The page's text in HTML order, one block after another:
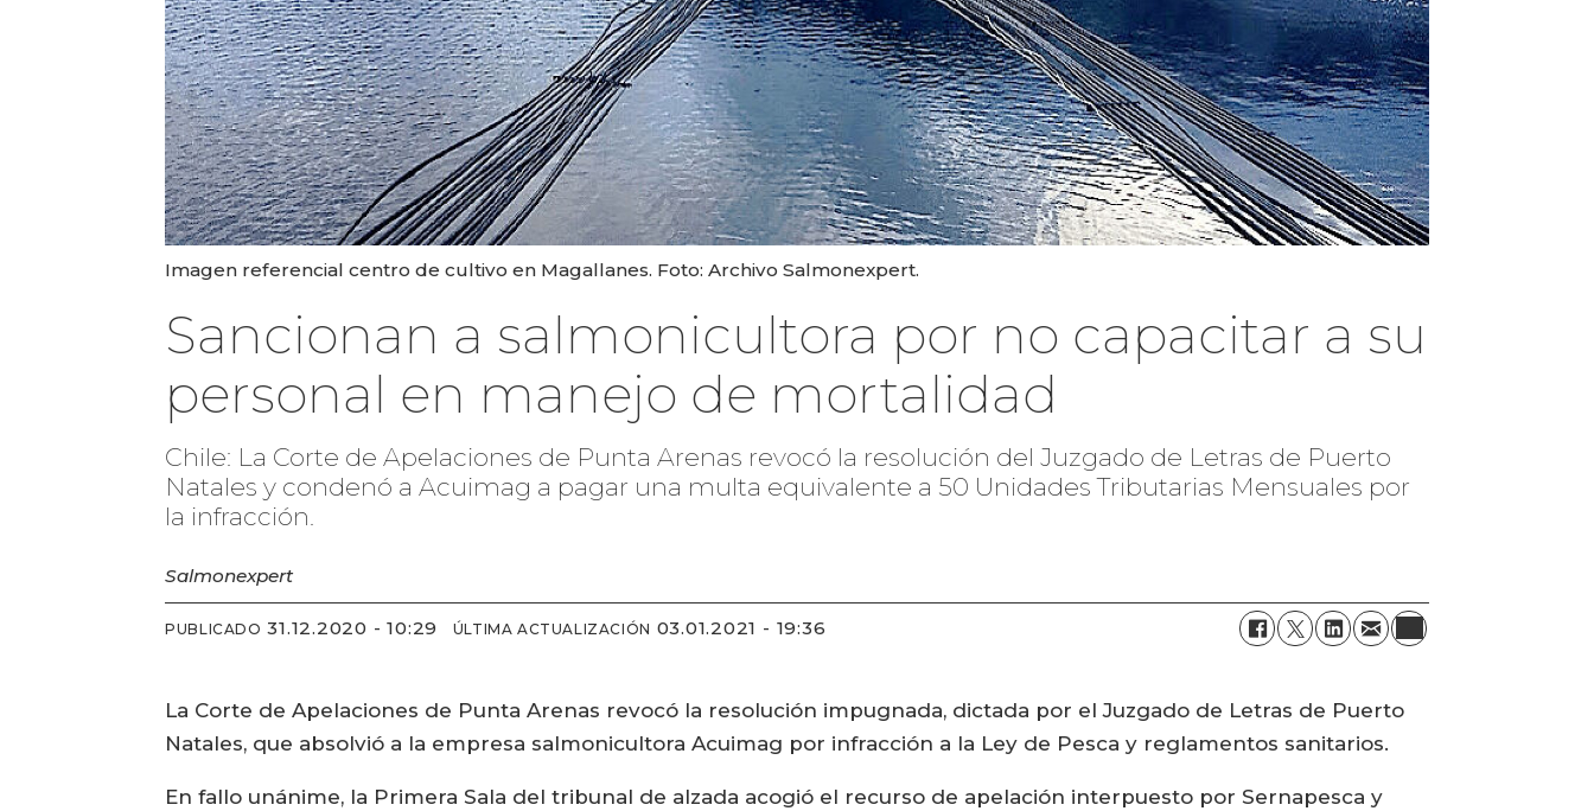
Imagen referencial centro de cultivo en Magallanes. Foto: Archivo Salmonexpert.
Sancionan a salmonicultora por no capacitar a su
personal en manejo de mortalidad
Chile: La Corte de Apelaciones de Punta Arenas revocó la resolución del Juzgado de Letras de Puerto
Natales y condenó a Acuimag a pagar una multa equivalente a 50 Unidades Tributarias Mensuales por
la infracción.
Salmonexpert
PUBLICADO 31.12.2020 - 10:29 ÚLTIMA ACTUALIZACIÓN 03.01.2021 - 19:36
La Corte de Apelaciones de Punta Arenas revocó la resolución impugnada, dictada por el Juzgado de Letras de Puerto
Natales, que absolvió a la empresa salmonicultora Acuimag por infracción a la Ley de Pesca y reglamentos sanitarios.
En fallo unánime, la Primera Sala del tribunal de alzada acogió el recurso de apelación interpuesto por Sernapesca y